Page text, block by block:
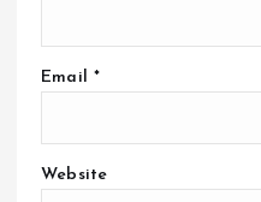
Email *
Website